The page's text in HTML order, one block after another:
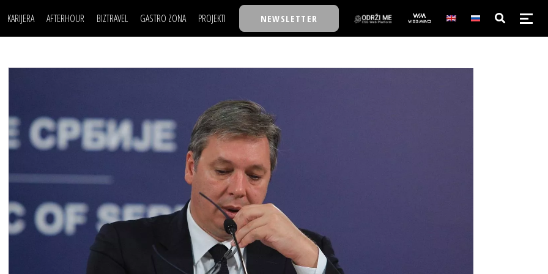
KARIJERA
USAVRŠAVANJE
KNOW-HOW
AFTERHOUR
STIL
WELLBEING
BIZTRAVEL GASTRO ZONA PROJEKTI
30 ISPOD 30
BACK TO OFFICE/SCHOOL
BIZBENDOVI
BIZKOLEGIJUM
BMW BIZNIS LIGA
BIZLIFE WEEK
IZJAVA GODINE
NEWSLETTER
POSAO
MOJ UGAO
FILM I SCENA
AUTO SVET
NAJKOLEGA
30 ISPOD 30
BIZBENDOVI
BIZKOLEGIJUM
BMW BIZNIS LIGA
BIZLIFE WEEK
IZJAVA GODINE